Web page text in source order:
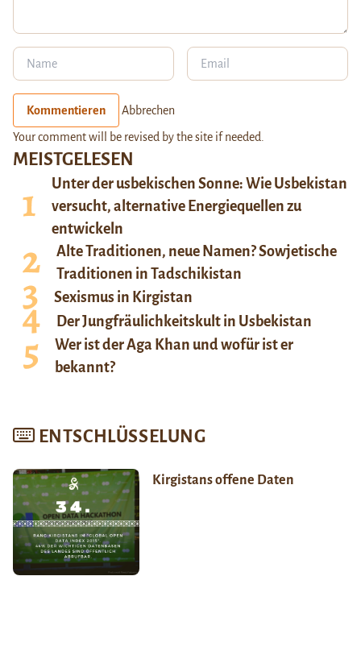
MEISTGELESEN
Unter der usbekischen Sonne: Wie Usbekistan
versucht, alternative Energiequellen zu
entwickeln
Alte Traditionen, neue Namen? Sowjetische
Traditionen in Tadschikistan
Sexismus in Kirgistan
Der Jungfräulichkeitskult in Usbekistan
Wer ist der Aga Khan und wofür ist er
bekannt?
ENTSCHLÜSSELUNG
Kirgistans offene Daten
Kommentieren Abbrechen
Your comment will be revised by the site if needed.